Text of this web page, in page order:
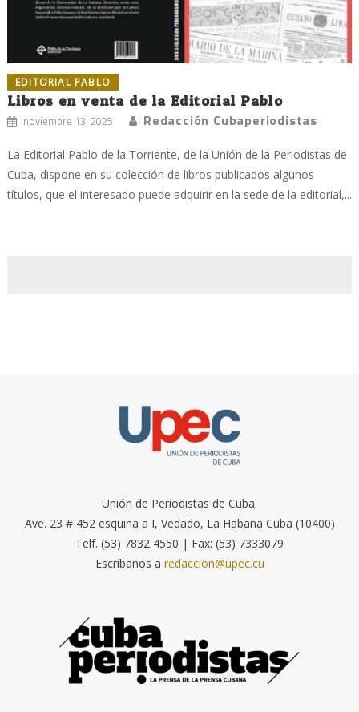
EDITORIAL PABLO
Libros en venta de la Editorial Pablo
noviembre 13, 2025 Redacción Cubaperiodistas
La Editorial Pablo de la Torriente, de la Unión de la Periodistas de
Cuba, dispone en su colección de libros publicados algunos
títulos, que el interesado puede adquirir en la sede de la editorial,...
Unión de Periodistas de Cuba.
Ave. 23 # 452 esquina a I, Vedado, La Habana Cuba (10400)
Telf. (53) 7832 4550 | Fax: (53) 7333079
Escríbanos a redaccion@upec.cu